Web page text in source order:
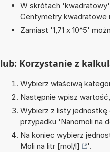
W skrótach
Centymetry kwadratowe
Zamiast '1,71 x 10^5'
lub: Korzystanie z
Wybierz właściwą
Następnie wpisz
Wybierz z listy
przypadku 'Nanomoli na
Na koniec wybierz
Moli na litr [mol/l]
'.